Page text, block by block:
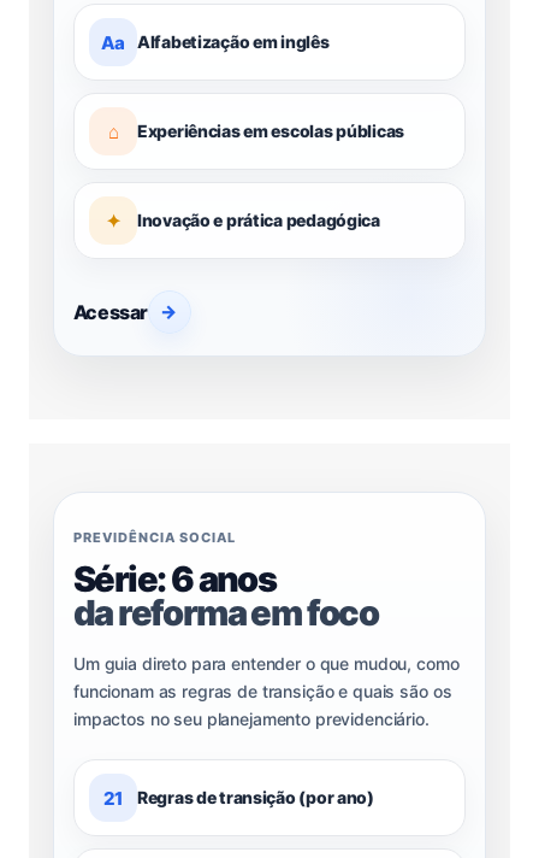
Aa Alfabetização em inglês
⌂ Experiências em escolas públicas
✦ Inovação e prática pedagógica
Acessar →
PREVIDÊNCIA SOCIAL
Série: 6 anos
da reforma em foco
Um guia direto para entender o que mudou, como
funcionam as regras de transição e quais são os
impactos no seu planejamento previdenciário.
21 Regras de transição (por ano)